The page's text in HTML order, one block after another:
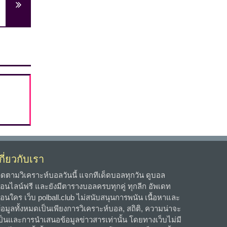
ยวกับเรา
ตามวิเคราะห์บอลวันนี้ แจกทีเด็ดบอลทุกวัน ดูบอล
นไลน์ฟรี และยังมีตารางบอลครบทุกคู่ ทุกลีก อัพเดท
นใคร เว็บ polball.club ไม่สนับสนุนการพนัน เนื้อหาและ
มูลทั้งหมดเป็นเพียงการวิเคราะห์บอล, สถิติ, ความน่าจะ
นและการนำเสนอข้อมูลข่าวสารเท่านั้น โดยทางเว็บไม่มี